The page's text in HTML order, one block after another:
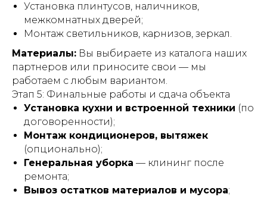
Установка плинтусов, наличников,
межкомнатных дверей;
Монтаж светильников, карнизов, зеркал.
Материалы: Вы выбираете из каталога наших
партнеров или приносите свои — мы
работаем с любым вариантом.
Этап 5: Финальные работы и сдача объекта
Установка кухни и встроенной техники (по
договоренности);
Монтаж кондиционеров, вытяжек
(опционально);
Генеральная уборка — клининг после
ремонта;
Вывоз остатков материалов и мусора;